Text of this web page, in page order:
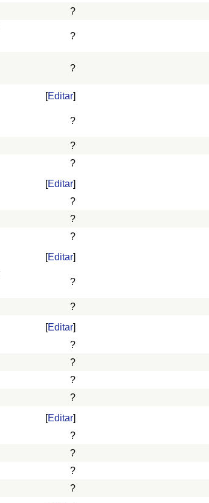
?
?
?
[Editar]
?
?
?
[Editar]
?
?
?
[Editar]
?
?
[Editar]
?
?
?
?
[Editar]
?
?
?
?